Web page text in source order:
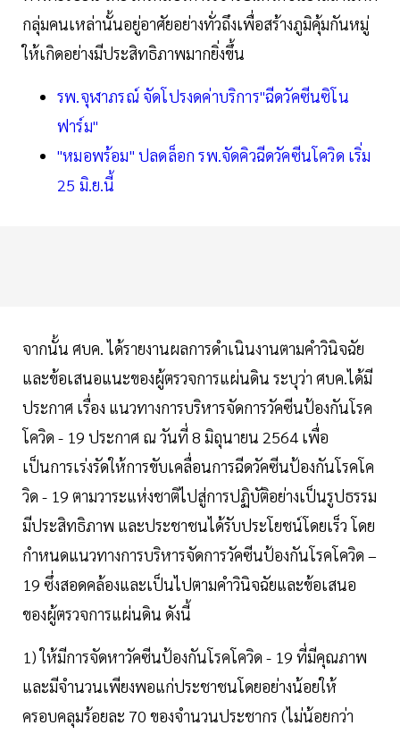
กลุ่มคนเหล่านั้นอยู่อาศัยอย่างทั่วถึงเพื่อสร้างภูมิคุ้มกันหมู่
ให้เกิดอย่างมีประสิทธิภาพมากยิ่งขึ้น
รพ.จุฬาภรณ์ จัดโปรงดค่าบริการ"ฉีดวัคซีนซิโน
ฟาร์ม"
"หมอพร้อม" ปลดล็อก รพ.จัดคิวฉีดวัคซีนโควิด เริ่ม
25 มิ.ย.นี้
จากนั้น ศบค. ได้รายงานผลการดำเนินงานตามคำวินิจฉัย
และข้อเสนอแนะของผู้ตรวจการแผ่นดิน ระบุว่า ศบค.ได้มี
ประกาศ เรื่อง แนวทางการบริหารจัดการวัคซีนป้องกันโรค
โควิด - 19 ประกาศ ณ วันที่ 8 มิถุนายน 2564 เพื่อ
เป็นการเร่งรัดให้การขับเคลื่อนการฉีดวัคซีนป้องกันโรคโค
วิด - 19 ตามวาระแห่งชาติไปสู่การปฏิบัติอย่างเป็นรูปธรรม
มีประสิทธิภาพ และประชาชนได้รับประโยชน์โดยเร็ว โดย
กำหนดแนวทางการบริหารจัดการวัคซีนป้องกันโรคโควิด –
19 ซึ่งสอดคล้องและเป็นไปตามคำวินิจฉัยและข้อเสนอ
ของผู้ตรวจการแผ่นดิน ดังนี้
1) ให้มีการจัดหาวัคซีนป้องกันโรคโควิด - 19 ที่มีคุณภาพ
และมีจำนวนเพียงพอแก่ประชาชนโดยอย่างน้อยให้
ครอบคลุมร้อยละ 70 ของจำนวนประชากร (ไม่น้อยกว่า